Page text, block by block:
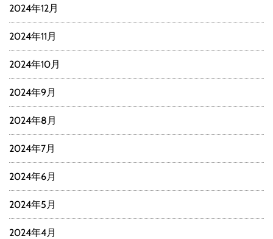
2024年12月
2024年11月
2024年10月
2024年9月
2024年8月
2024年7月
2024年6月
2024年5月
2024年4月